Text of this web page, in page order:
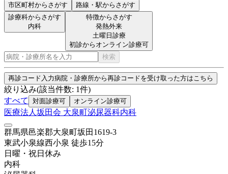
市区町村からさがす 路線・駅からさがす
診療科からさがす
内科
特徴からさがす
発熱外来
土曜日診療
初診からオンライン診療可
検索
再診コード入力病院・診療所から再診コードを受け取った方はこちら
絞り込み(該当件数: 1件)
すべて
対面診療可 オンライン診療可
医療法人坂田会 大泉町泌尿器科内科
群馬県邑楽郡大泉町坂田1619-3
東武小泉線西小泉 徒歩15分
日曜・祝日 休み
内科